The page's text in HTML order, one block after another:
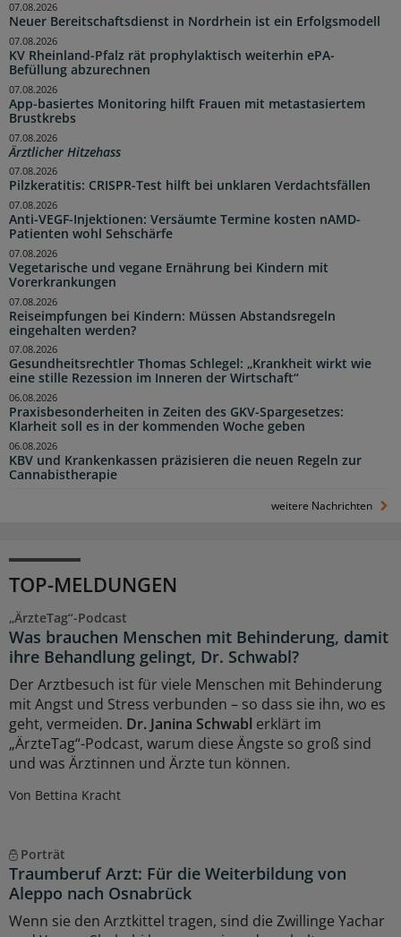
Neuer Bereitschaftsdienst in Nordrhein ist ein Erfolgsmodell
07.08.2026
KV Rheinland-Pfalz rät prophylaktisch weiterhin ePA-
Befüllung abzurechnen
07.08.2026
App-basiertes Monitoring hilft Frauen mit metastasiertem
Brustkrebs
07.08.2026
Ärztlicher Hitzehass
07.08.2026
Pilzkeratitis: CRISPR-Test hilft bei unklaren Verdachtsfällen
07.08.2026
Anti-VEGF-Injektionen: Versäumte Termine kosten nAMD-
Patienten wohl Sehschärfe
07.08.2026
Vegetarische und vegane Ernährung bei Kindern mit
Vorerkrankungen
07.08.2026
Reiseimpfungen bei Kindern: Müssen Abstandsregeln
eingehalten werden?
07.08.2026
Gesundheitsrechtler Thomas Schlegel: „Krankheit wirkt wie
eine stille Rezession im Inneren der Wirtschaft“
07.08.2026
Praxisbesonderheiten in Zeiten des GKV-Spargesetzes:
Klarheit soll es in der kommenden Woche geben
06.08.2026
KBV und Krankenkassen präzisieren die neuen Regeln zur
Cannabistherapie
06.08.2026
weitere Nachrichten
TOP-MELDUNGEN
„ÄrzteTag“-Podcast
Was brauchen Menschen mit Behinderung, damit
ihre Behandlung gelingt, Dr. Schwabl?
Der Arztbesuch ist für viele Menschen mit Behinderung
mit Angst und Stress verbunden – so dass sie ihn, wo es
geht, vermeiden. Dr. Janina Schwabl erklärt im
„ÄrzteTag“-Podcast, warum diese Ängste so groß sind
und was Ärztinnen und Ärzte tun können.
Von Bettina Kracht
Porträt
Traumberuf Arzt: Für die Weiterbildung von
Aleppo nach Osnabrück
Wenn sie den Arztkittel tragen, sind die Zwillinge Yachar